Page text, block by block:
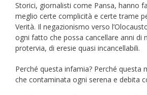
Storici, giornalisti come Pansa, hanno
meglio certe complicità e certe trame
Verità. Il negazionismo verso
ogni fatto che possa cancellare anni di
protervia, di eresie quasi incancellabili.
Perché questa infamia? Perché questa
che contaminata ogni serena e debita